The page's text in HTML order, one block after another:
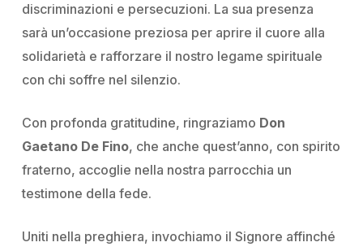
discriminazioni e persecuzioni. La sua presenza
sarà un’occasione preziosa per aprire il cuore alla
solidarietà e rafforzare il nostro legame spirituale
con chi soffre nel silenzio.
Con profonda gratitudine, ringraziamo Don
Gaetano De Fino, che anche quest’anno, con spirito
fraterno, accoglie nella nostra parrocchia un
testimone della fede.
Uniti nella preghiera, invochiamo il Signore affinché